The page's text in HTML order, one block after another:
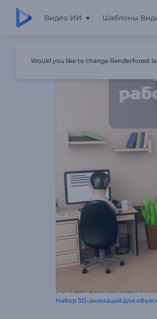
Видео ИИ Шаблоны
Реклама
Этот видео пресет был создан с
Набор 3D-анимаций для
Would you like to change Renderforest